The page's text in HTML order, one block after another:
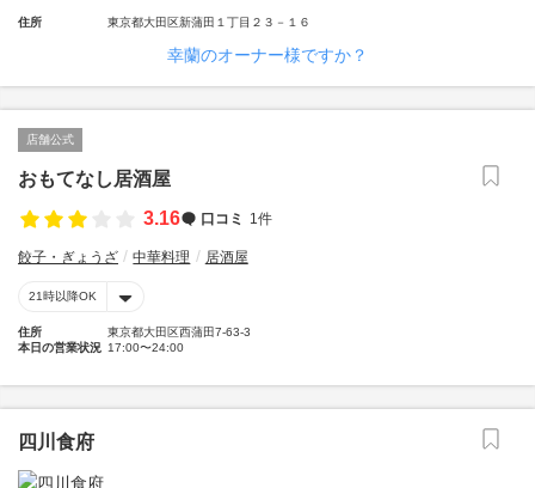
住所 東京都大田区新蒲田１丁目２３－１６
幸蘭のオーナー様ですか？
店舗公式
おもてなし居酒屋
3.16
口コミ 1件
餃子・ぎょうざ 中華料理 居酒屋
21時以降OK
住所
東京都大田区西蒲田7-63-3
本日の営業状況 17:00〜24:00
四川食府